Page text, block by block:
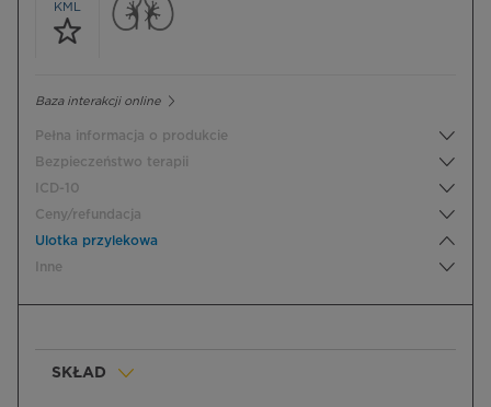
KML
Baza interakcji online
Pełna informacja o produkcie
Bezpieczeństwo terapii
ICD-10
Ceny/refundacja
Ulotka przylekowa
Inne
SKŁAD